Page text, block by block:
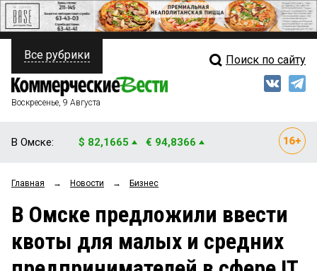
ПОЛИТИКА
ФИНАНСЫ
ОБЩЕСТВО
ЗАКОН
НОВОСТИ КОМПАНИЙ
Свежий выпуск
Рейтинги
Блоги
Все рубрики Поиск по сайту
Воскресенье, 9 Августа
В Омске: $ 82,1665 € 94,8366
Главная → Новости → Бизнес
В Омске предложили ввести
квоты для малых и средних